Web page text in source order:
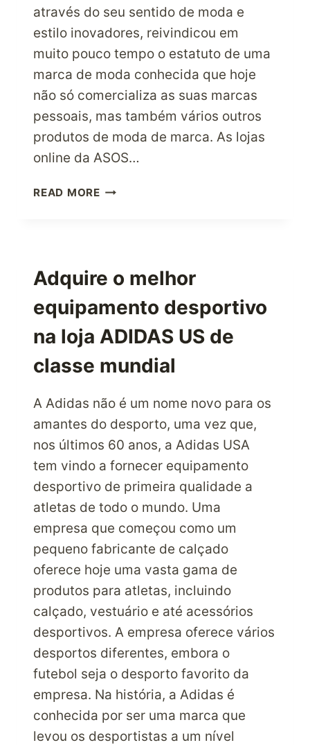
através do seu sentido de moda e
estilo inovadores, reivindicou em
muito pouco tempo o estatuto de uma
marca de moda conhecida que hoje
não só comercializa as suas marcas
pessoais, mas também vários outros
produtos de moda de marca. As lojas
online da ASOS…
READ MOREOS
COMPRAS
COM
TODO
GOSTO
ASOS
Adquire o melhor
equipamento desportivo
na loja ADIDAS US de
classe mundial
A Adidas não é um nome novo para os
amantes do desporto, uma vez que,
nos últimos 60 anos, a Adidas USA
tem vindo a fornecer equipamento
desportivo de primeira qualidade a
atletas de todo o mundo. Uma
empresa que começou como um
pequeno fabricante de calçado
oferece hoje uma vasta gama de
produtos para atletas, incluindo
calçado, vestuário e até acessórios
desportivos. A empresa oferece vários
desportos diferentes, embora o
futebol seja o desporto favorito da
empresa. Na história, a Adidas é
conhecida por ser uma marca que
levou os desportistas a um nível